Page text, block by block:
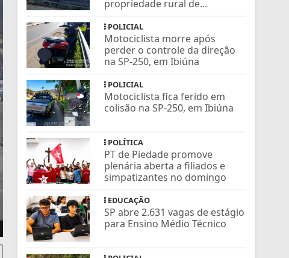
propriedade rural de...
POLICIAL
Motociclista morre após
perder o controle da direção
na SP-250, em Ibiúna
POLICIAL
Motociclista fica ferido em
colisão na SP-250, em Ibiúna
POLÍTICA
PT de Piedade promove
plenária aberta a filiados e
simpatizantes no domingo
EDUCAÇÃO
SP abre 2.631 vagas de estágio
para Ensino Médio Técnico